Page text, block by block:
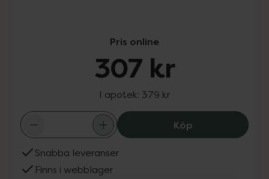
Pris online
307 kr
I apotek: 379 kr
KöpDr. Ceuracle
Snabba leveranser
Finns i webblager